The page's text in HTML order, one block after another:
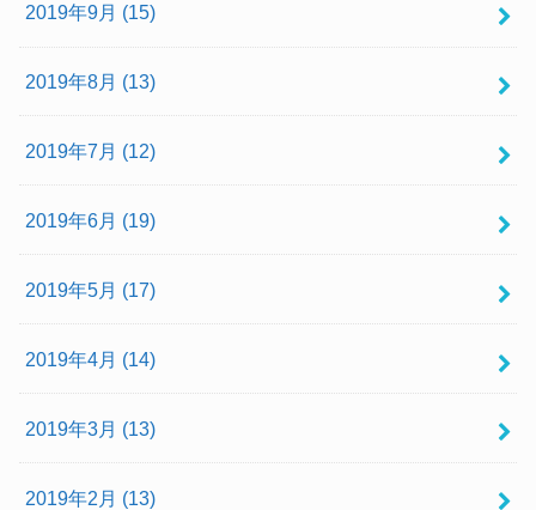
2019年9月 (15)
2019年8月 (13)
2019年7月 (12)
2019年6月 (19)
2019年5月 (17)
2019年4月 (14)
2019年3月 (13)
2019年2月 (13)